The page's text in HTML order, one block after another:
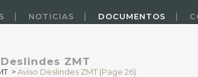
NOTICIAS DOCUMENTOS
ZMT
>Aviso Deslindes ZMT(Page 26)